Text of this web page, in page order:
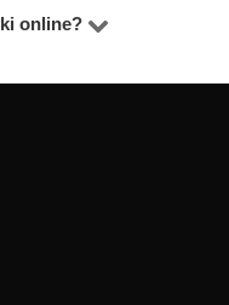
informacje o
(szukaj informacji
zł za godzinę.
Zoom lub Google
online?
trudno o dobrego